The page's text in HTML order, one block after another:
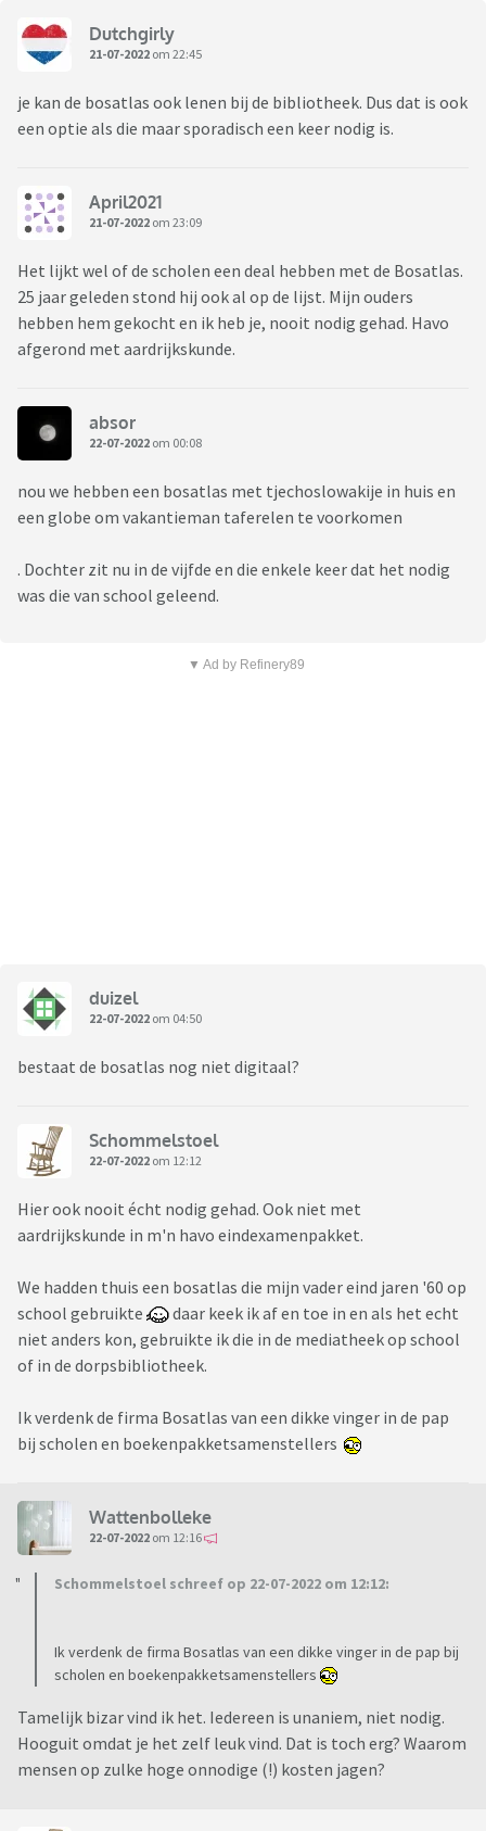
Dutchgirly
21-07-2022 om 22:45
je kan de bosatlas ook lenen bij de bibliotheek. Dus dat is ook
een optie als die maar sporadisch een keer nodig is.
April2021
21-07-2022 om 23:09
Het lijkt wel of de scholen een deal hebben met de Bosatlas.
25 jaar geleden stond hij ook al op de lijst. Mijn ouders
hebben hem gekocht en ik heb je, nooit nodig gehad. Havo
afgerond met aardrijkskunde.
absor
22-07-2022 om 00:08
nou we hebben een bosatlas met tjechoslowakije in huis en
een globe om vakantieman taferelen te voorkomen
. Dochter zit nu in de vijfde en die enkele keer dat het nodig
was die van school geleend.
▼ Ad by Refinery89
duizel
22-07-2022 om 04:50
bestaat de bosatlas nog niet digitaal?
Schommelstoel
22-07-2022 om 12:12
Hier ook nooit écht nodig gehad. Ook niet met
aardrijkskunde in m'n havo eindexamenpakket.
We hadden thuis een bosatlas die mijn vader eind jaren '60 op
school gebruikte
daar keek ik af en toe in en als het echt
niet anders kon, gebruikte ik die in de mediatheek op school
of in de dorpsbibliotheek.
Ik verdenk de firma Bosatlas van een dikke vinger in de pap
bij scholen en boekenpakketsamenstellers
Wattenbolleke
22-07-2022 om 12:16
Schommelstoel schreef op 22-07-2022 om 12:12:
Ik verdenk de firma Bosatlas van een dikke vinger in de pap bij
scholen en boekenpakketsamenstellers
Tamelijk bizar vind ik het. Iedereen is unaniem, niet nodig.
Hooguit omdat je het zelf leuk vind. Dat is toch erg? Waarom
mensen op zulke hoge onnodige (!) kosten jagen?